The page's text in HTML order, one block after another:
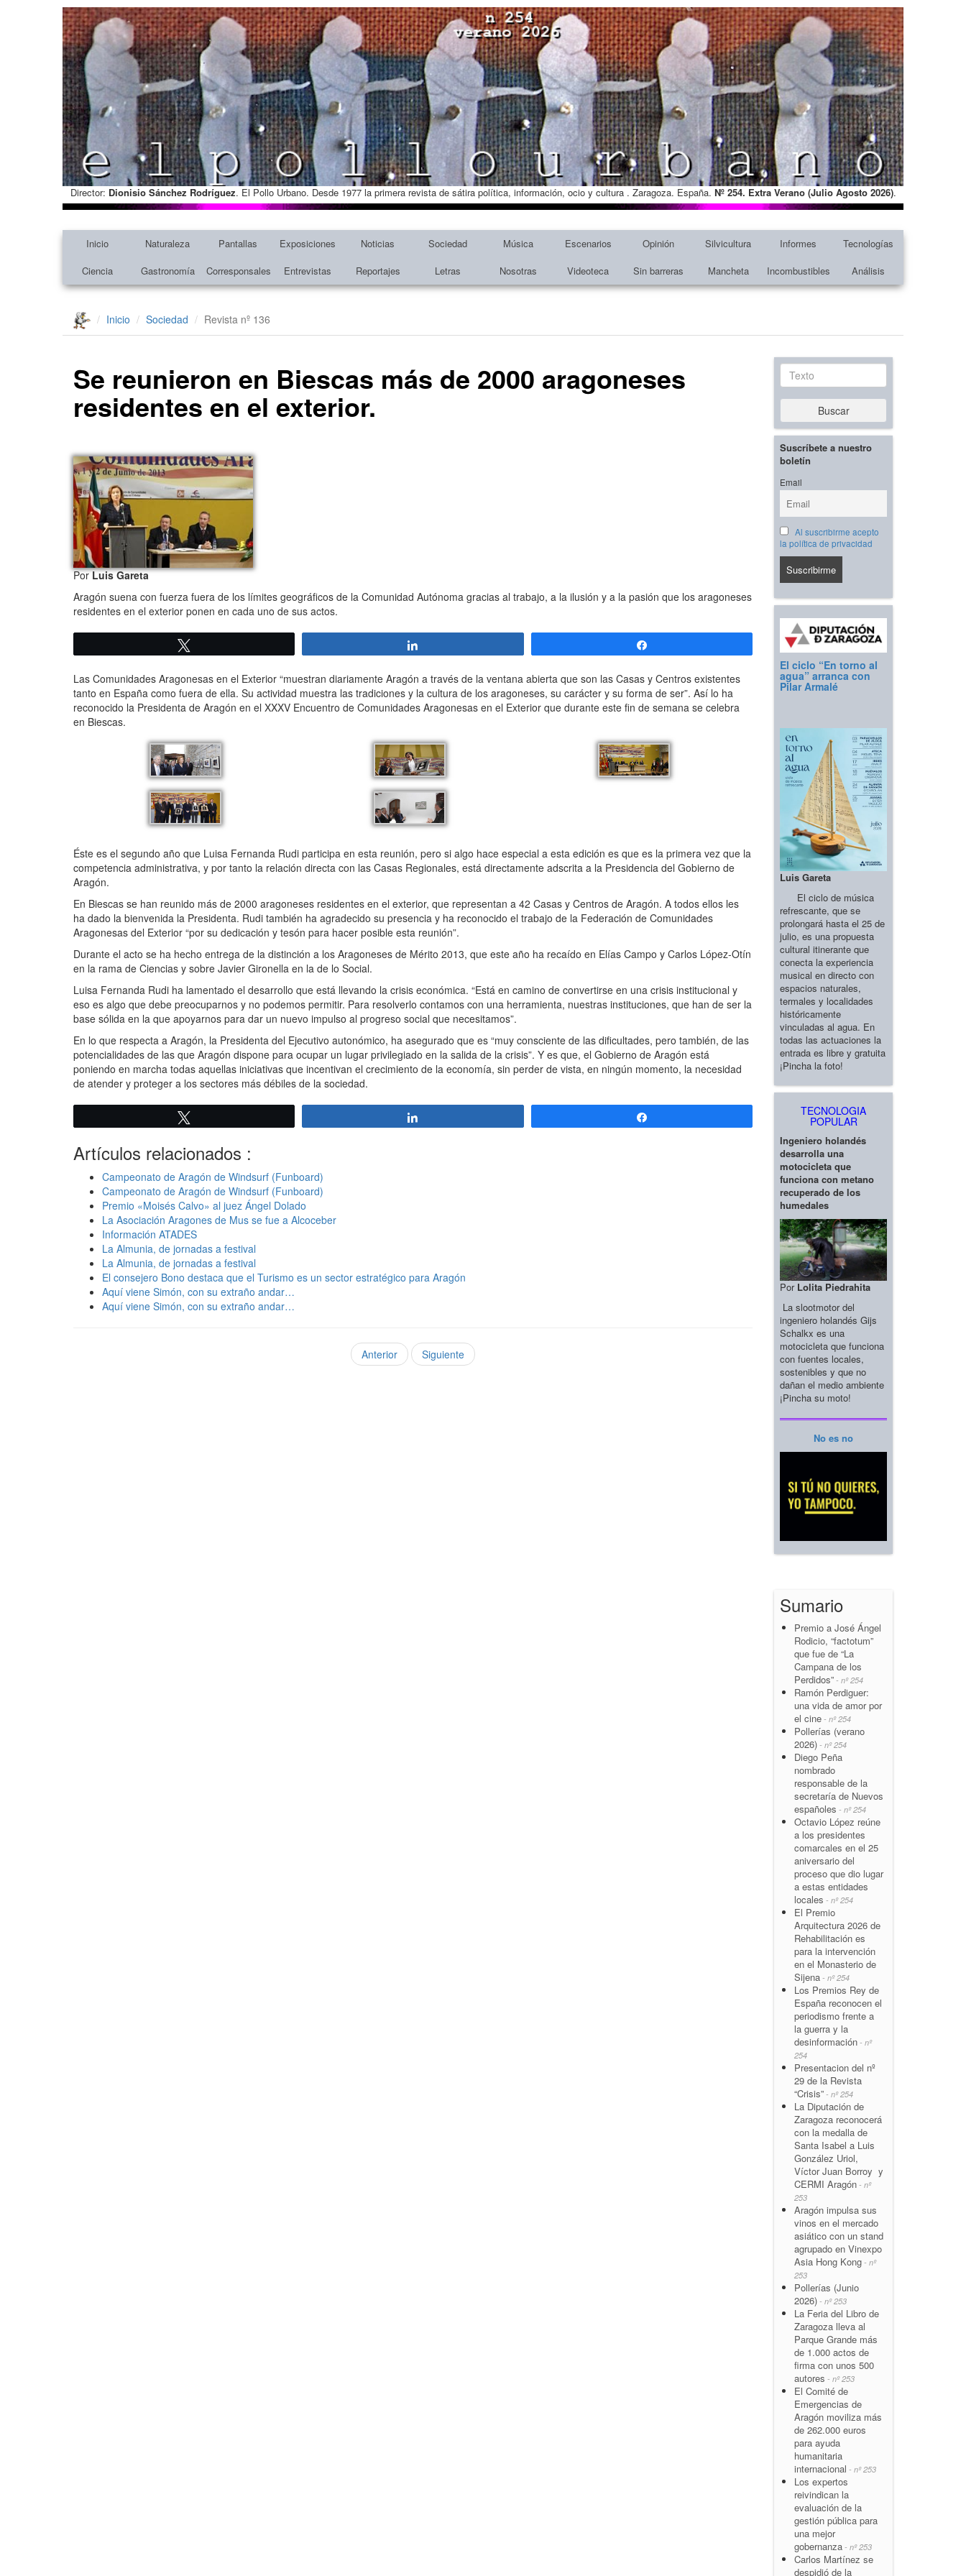
Director: Dionisio Sánchez Rodríguez. El Pollo Urbano. Desde 1977 la primera revista de sátira política, información, ocio y cultura . Zaragoza. España. Nº 254. Extra Verano (Julio Agosto 2026).
Inicio Naturaleza Pantallas Exposiciones Noticias Sociedad Música Escenarios Opinión Silvicultura Informes
Tecnologías
Ciencia
Gastronomía Corresponsales Entrevistas Reportajes Letras Nosotras Videoteca Sin barreras Mancheta Incombustibles Análisis
Inicio Sociedad Revista nº 136
Se reunieron en Biescas más de 2000 aragoneses
residentes en el exterior.
PorLuis Gareta
Aragón suena con fuerza fuera de los límites geográficos de la Comunidad Autónoma gracias al trabajo, a la ilusión y a la pasión que los aragoneses
residentes en el exterior ponen en cada uno de sus actos.
Las Comunidades Aragonesas en el Exterior “muestran diariamente Aragón a través de la ventana abierta que son las Casas y Centros existentes
tanto en España como fuera de ella. Su actividad muestra las tradiciones y la cultura de los aragoneses, su carácter y su forma de ser”. Así lo ha
reconocido la Presidenta de Aragón en el XXXV Encuentro de Comunidades Aragonesas en el Exterior que durante este fin de semana se celebra
en Biescas.
Éste es el segundo año que Luisa Fernanda Rudi participa en esta reunión, pero si algo hace especial a esta edición es que es la primera vez que la
competencia administrativa, y por tanto la relación directa con las Casas Regionales, está directamente adscrita a la Presidencia del Gobierno de
Aragón.
En Biescas se han reunido más de 2000 aragoneses residentes en el exterior, que representan a 42 Casas y Centros de Aragón. A todos ellos les
ha dado la bienvenida la Presidenta. Rudi también ha agradecido su presencia y ha reconocido el trabajo de la Federación de Comunidades
Aragonesas del Exterior “por su dedicación y tesón para hacer posible esta reunión”.
Durante el acto se ha hecho entrega de la distinción a los Aragoneses de Mérito 2013, que este año ha recaído en Elías Campo y Carlos López-Otín
en la rama de Ciencias y sobre Javier Gironella en la de lo Social.
Luisa Fernanda Rudi ha lamentado el desarrollo que está llevando la crisis económica. “Está en camino de convertirse en una crisis institucional y
eso es algo que debe preocuparnos y no podemos permitir. Para resolverlo contamos con una herramienta, nuestras instituciones, que han de ser la
base sólida en la que apoyarnos para dar un nuevo impulso al progreso social que necesitamos”.
En lo que respecta a Aragón, la Presidenta del Ejecutivo autonómico, ha asegurado que es “muy consciente de las dificultades, pero también, de las
potencialidades de las que Aragón dispone para ocupar un lugar privilegiado en la salida de la crisis”. Y es que, el Gobierno de Aragón está
poniendo en marcha todas aquellas iniciativas que incentivan el crecimiento de la economía, sin perder de vista, en ningún momento, la necesidad
de atender y proteger a los sectores más débiles de la sociedad.
Artículos relacionados :
Campeonato de Aragón de Windsurf (Funboard)
Campeonato de Aragón de Windsurf (Funboard)
Premio «Moisés Calvo» al juez Ángel Dolado
La Asociación Aragones de Mus se fue a Alcoceber
Información ATADES
La Almunia, de jornadas a festival
La Almunia, de jornadas a festival
El consejero Bono destaca que el Turismo es un sector estratégico para Aragón
Aquí viene Simón, con su extraño andar…
Aquí viene Simón, con su extraño andar…
Anterior Siguiente
Texto
Buscar
Suscríbete a nuestro
boletín
Email
Al suscribirme acepto
la política de privacidad
El ciclo “En torno al
agua” arranca con
Pilar Armalé
Luis Gareta
El ciclo de música
refrescante, que se
prolongará hasta el 25 de
julio, es una propuesta
cultural itinerante que
conecta la experiencia
musical en directo con
espacios naturales,
termales y localidades
históricamente
vinculadas al agua. En
todas las actuaciones la
entrada es libre y gratuita
¡Pincha la foto!
TECNOLOGIA
POPULAR
Ingeniero holandés
desarrolla una
motocicleta que
funciona con metano
recuperado de los
humedales
Por Lolita Piedrahita
La slootmotor del
ingeniero holandés Gijs
Schalkx es una
motocicleta que funciona
con fuentes locales,
sostenibles y que no
dañan el medio ambiente
¡Pincha su moto!
No es no
Sumario
Premio a José Ángel
Rodicio, “factotum”
que fue de “La
Campana de los
Perdidos” - nº 254
Ramón Perdiguer:
una vida de amor por
el cine - nº 254
Pollerías (verano
2026) - nº 254
Diego Peña
nombrado
responsable de la
secretaría de Nuevos
españoles - nº 254
Octavio López reúne
a los presidentes
comarcales en el 25
aniversario del
proceso que dio lugar
a estas entidades
locales - nº 254
El Premio
Arquitectura 2026 de
Rehabilitación es
para la intervención
en el Monasterio de
Sijena - nº 254
Los Premios Rey de
España reconocen el
periodismo frente a
la guerra y la
desinformación - nº
254
Presentacion del nº
29 de la Revista
“Crisis” - nº 254
La Diputación de
Zaragoza reconocerá
con la medalla de
Santa Isabel a Luis
González Uriol,
Víctor Juan Borroy y
CERMI Aragón - nº
253
Aragón impulsa sus
vinos en el mercado
asiático con un stand
agrupado en Vinexpo
Asia Hong Kong - nº
253
Pollerías (Junio
2026) - nº 253
La Feria del Libro de
Zaragoza lleva al
Parque Grande más
de 1.000 actos de
firma con unos 500
autores - nº 253
El Comité de
Emergencias de
Aragón moviliza más
de 262.000 euros
para ayuda
humanitaria
internacional - nº 253
Los expertos
reivindican la
evaluación de la
gestión pública para
una mejor
gobernanza - nº 253
Carlos Martínez se
despidió de la